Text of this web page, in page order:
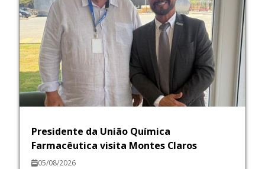
Presidente da União Química
Farmacêutica visita Montes Claros
05/08/2026